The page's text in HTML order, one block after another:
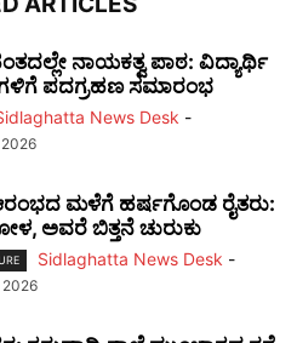
ನಾಯಕತ್ವ ಪಾಠ: ವಿದ್ಯಾರ್ಥಿ
ಪದಗ್ರಹಣ ಸಮಾರಂಭ
News Desk -
ಮಳೆಗೆ ಹರ್ಷಗೊಂಡ ರೈತರು:
ಅವರೆ ಬಿತ್ತನೆ ಚುರುಕು
Sidlaghatta News Desk -
2026